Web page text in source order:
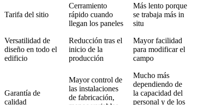
Tarifa del sitio
Cerramiento
rápido cuando
llegan los paneles
Más lento porque
se trabaja más in
situ
Versatilidad de
diseño en todo el
edificio
Reducción tras el
inicio de la
producción
Mayor facilidad
para modificar el
campo
Garantía de
calidad
Mayor control de
las instalaciones
de fabricación,
Mucho más
dependiendo de
la capacidad del
personal y de los